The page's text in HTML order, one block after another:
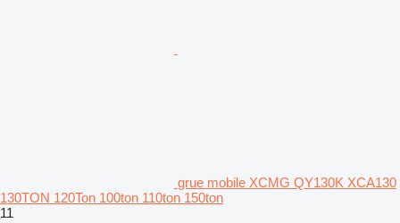
grue mobile XCMG QY130K XCA130
130TON 120Ton 100ton 110ton 150ton
11